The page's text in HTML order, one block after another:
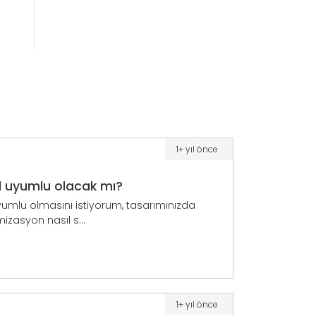
1+ yıl önce
olacak mı?
olmasını istiyorum, tasarımınızda
nasıl s...
1+ yıl önce